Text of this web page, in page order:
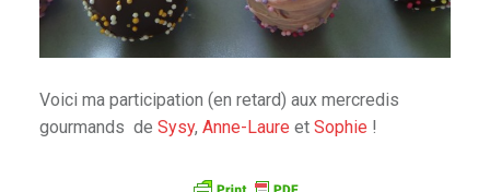
Voici ma participation (en retard) aux mercredis
gourmands de Sysy, Anne-Laure et Sophie !